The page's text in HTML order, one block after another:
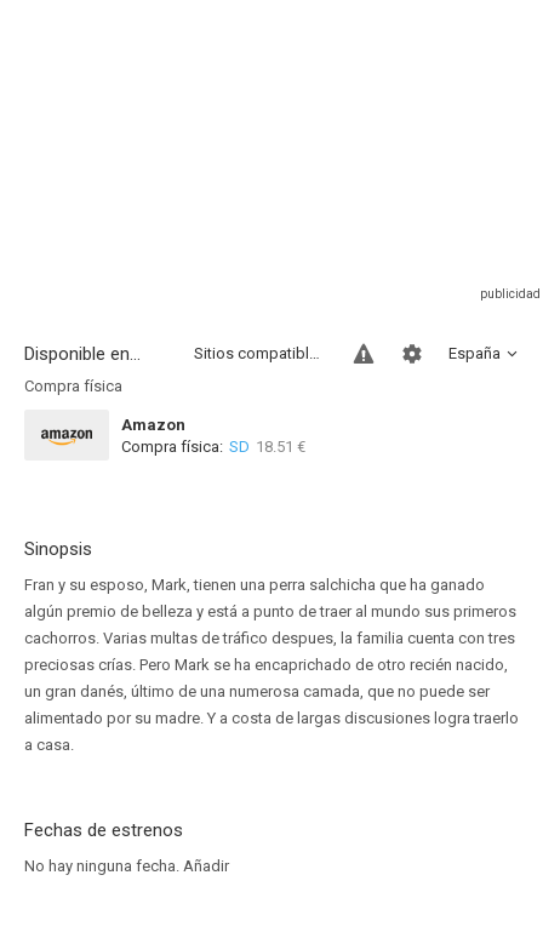
Disponible en... España
Sitios compatibles
Compra física
Amazon
Compra física: SD 18.51 €
Sinopsis
Fran y su esposo, Mark, tienen una perra salchicha que ha ganado
algún premio de belleza y está a punto de traer al mundo sus primeros
cachorros. Varias multas de tráfico despues, la familia cuenta con tres
preciosas crías. Pero Mark se ha encaprichado de otro recién nacido,
un gran danés, último de una numerosa camada, que no puede ser
alimentado por su madre. Y a costa de largas discusiones logra traerlo
a casa.
Fechas de estrenos
No hay ninguna fecha. Añadir